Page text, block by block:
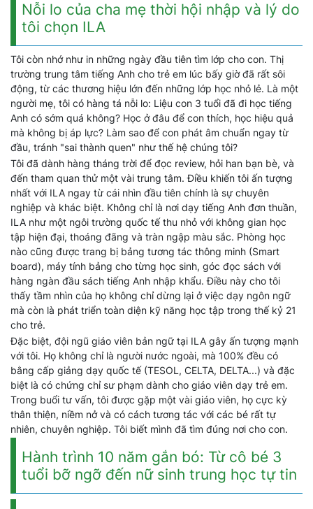
Nỗi lo của cha mẹ thời hội nhập và lý do
tôi chọn ILA
Tôi còn nhớ như in những ngày đầu tiên tìm lớp cho con. Thị
trường trung tâm tiếng Anh cho trẻ em lúc bấy giờ đã rất sôi
động, từ các thương hiệu lớn đến những lớp học nhỏ lẻ. Là một
người mẹ, tôi có hàng tá nỗi lo: Liệu con 3 tuổi đã đi học tiếng
Anh có sớm quá không? Học ở đâu để con thích, học hiệu quả
mà không bị áp lực? Làm sao để con phát âm chuẩn ngay từ
đầu, tránh "sai thành quen" như thế hệ chúng tôi?
Tôi đã dành hàng tháng trời để đọc review, hỏi han bạn bè, và
đến tham quan thử một vài trung tâm. Điều khiến tôi ấn tượng
nhất với ILA ngay từ cái nhìn đầu tiên chính là sự chuyên
nghiệp và khác biệt. Không chỉ là nơi dạy tiếng Anh đơn thuần,
ILA như một ngôi trường quốc tế thu nhỏ với không gian học
tập hiện đại, thoáng đãng và tràn ngập màu sắc. Phòng học
nào cũng được trang bị bảng tương tác thông minh (Smart
board), máy tính bảng cho từng học sinh, góc đọc sách với
hàng ngàn đầu sách tiếng Anh nhập khẩu. Điều này cho tôi
thấy tầm nhìn của họ không chỉ dừng lại ở việc dạy ngôn ngữ
mà còn là phát triển toàn diện kỹ năng học tập trong thế kỷ 21
cho trẻ.
Đặc biệt, đội ngũ giáo viên bản ngữ tại ILA gây ấn tượng mạnh
với tôi. Họ không chỉ là người nước ngoài, mà 100% đều có
bằng cấp giảng dạy quốc tế (TESOL, CELTA, DELTA...) và đặc
biệt là có chứng chỉ sư phạm dành cho giáo viên dạy trẻ em.
Trong buổi tư vấn, tôi được gặp một vài giáo viên, họ cực kỳ
thân thiện, niềm nở và có cách tương tác với các bé rất tự
nhiên, chuyên nghiệp. Tôi biết mình đã tìm đúng nơi cho con.
Hành trình 10 năm gắn bó: Từ cô bé 3
tuổi bỡ ngỡ đến nữ sinh trung học tự tin